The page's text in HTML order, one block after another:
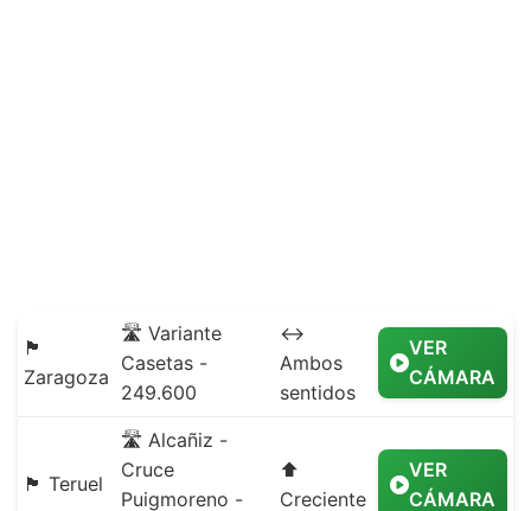
🏴
Zaragoza
🛣️ Variante
Casetas -
249.600
↔️
Ambos
sentidos
VER
CÁMARA
🏴 Teruel
🛣️ Alcañiz -
Cruce
Puigmoreno -
⬆️
Creciente
VER
CÁMARA